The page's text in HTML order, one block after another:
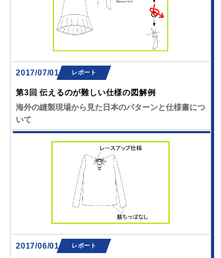
2017/07/01 レポート
第3回 伝えるのが難しい仕様の図解例
海外の縫製現場から見た日本のパターンと仕様書につ
いて
2017/06/01 レポート